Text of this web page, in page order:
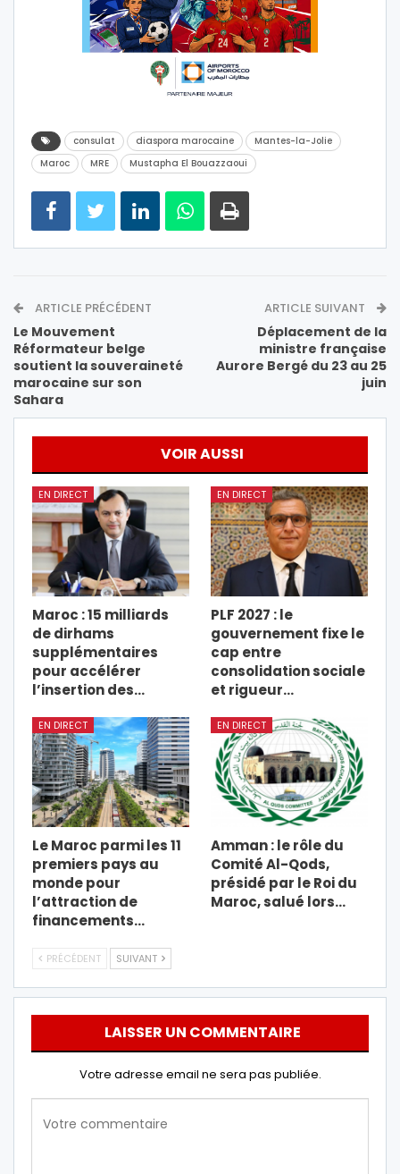
consulat diaspora marocaine
Mantes-la-Jolie
Maroc
MRE Mustapha El Bouazzaoui
ARTICLE PRÉCÉDENT
Le Mouvement
Réformateur belge
soutient la souveraineté
marocaine sur son
Sahara
ARTICLE SUIVANT
Déplacement de la
ministre française
Aurore Bergé du 23 au 25
juin
VOIR AUSSI
EN DIRECT
Maroc : 15 milliards
de dirhams
supplémentaires
pour accélérer
l’insertion des…
EN DIRECT
PLF 2027 : le
gouvernement fixe le
cap entre
consolidation sociale
et rigueur…
EN DIRECT
Le Maroc parmi les 11
premiers pays au
monde pour
l’attraction de
financements…
EN DIRECT
Amman : le rôle du
Comité Al-Qods,
présidé par le Roi du
Maroc, salué lors…
PRÉCÉDENT SUIVANT
LAISSER UN COMMENTAIRE
Votre adresse email ne sera pas publiée.